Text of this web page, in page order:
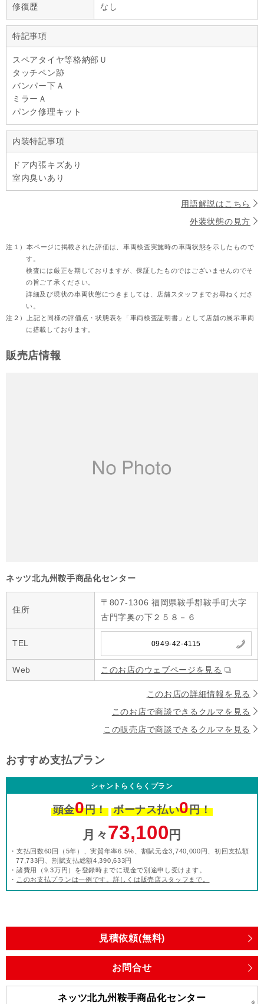
修復歴 なし
特記事項
スペアタイヤ等格納部Ｕ
タッチペン跡
バンパー下Ａ
ミラーＡ
パンク修理キット
内装特記事項
ドア内張キズあり
室内臭いあり
用語解説はこちら
外装状態の見方
注１）本ページに掲載された評価は、車両検査実施時の車両状態を示したもので
す。
検査には厳正を期しておりますが、保証したものではございませんのでそ
の旨ご了承ください。
詳細及び現状の車両状態につきましては、店舗スタッフまでお尋ねくださ
い。
注２）
上記と同様の評価点・状態表を「車両検査証明書」として店舗の展示車両
に搭載しております。
販売店情報
ネッツ北九州鞍手商品化センター
住所
〒807-1306 福岡県鞍手郡鞍手町大字
古門字奥の下２５８－６
TEL 0949-42-4115
Web このお店のウェブページを見る
このお店の詳細情報を見る
このお店で商談できるクルマを見る
この販売店で商談できるクルマを見る
おすすめ支払プラン
シャントらくらくプラン
頭金0円！ ボーナス払い0円！
月々73,100 円
・支払回数60回（5年）、実質年率6.5%、割賦元金3,740,000円、初回支払額
77,733円、割賦支払総額4,390,633円
・諸費用（9.3万円）を登録時までに現金で別途申し受けます。
・ このお支払プランは一例です。詳しくは販売店スタッフまで。
見積依頼(無料)
お問合せ
ネッツ北九州鞍手商品化センター